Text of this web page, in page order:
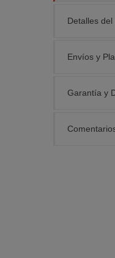
Detalles
Envíos y
Garantía y